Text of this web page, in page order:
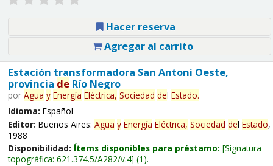
Hacer reserva
Agregar al carrito
Estación transformadora San Antoni Oeste,
provincia deRío Negro
por Agua y Energía Eléctrica, Sociedad del Estado.
Idioma: Español
Editor: Buenos Aires: Agua y Energía Eléctrica, Sociedad del Estado,
1988
Disponibilidad: Ítems disponibles para préstamo: Signatura
topográfica: 621.374.5/A282/v.4 (1).